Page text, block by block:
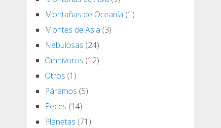
Montañas de Oceanía (1)
Montes de Asia (3)
Nebulosas (24)
Omnívoros (12)
Otros (1)
Páramos (5)
Peces (14)
Planetas (71)